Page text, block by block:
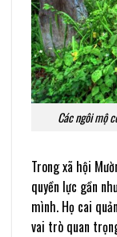
Các ngôi mộ
Trong xã hội
quyền lực gần
mình. Họ cai
vai trò quan